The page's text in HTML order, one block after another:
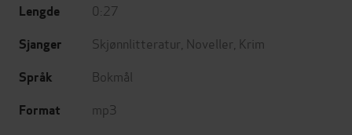
Lengde 0:27
Sjanger Skjønnlitteratur Noveller Krim
Språk Bokmål
Format mp3